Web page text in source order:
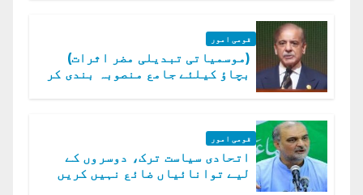
قومی امور
(موسمیاتی تبدیلی مضر اثرات)
بچاؤ کیلئے جامع منصوبہ بندی کر
قومی امور
اتحادی سیاست ترک، دوسروں کے
لیے توانائیاں ضائع نہیں کریں